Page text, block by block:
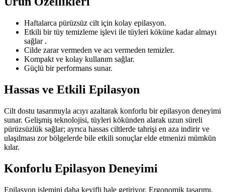
Haftalarca pürüzsüz cilt için kolay epilasyon.
Etkili bir tüy temizleme işlevi ile tüyleri köküne kadar almayı
sağlar .
Cilde zarar vermeden ve acı vermeden temizler.
Kompakt ve kolay kullanım sağlar.
Güçlü bir performans sunar.
Hassas ve Etkili Epilasyon
Cilt dostu tasarımıyla acıyı azaltarak konforlu bir epilasyon deneyimi
sunar. Gelişmiş teknolojisi, tüyleri kökünden alarak uzun süreli
pürüzsüzlük sağlar; ayrıca hassas ciltlerde tahrişi en aza indirir ve
ulaşılması zor bölgelerde bile etkili sonuçlar elde etmenizi mümkün
kılar.
Konforlu Epilasyon Deneyimi
Epilasyon işlemini daha keyifli hale getiriyor. Ergonomik tasarımı,